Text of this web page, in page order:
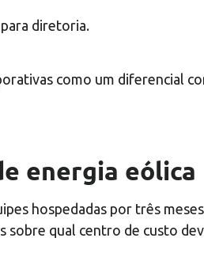
para diretoria.
como um diferencial
energia eólica
hospedadas por três
sobre qual centro de custo